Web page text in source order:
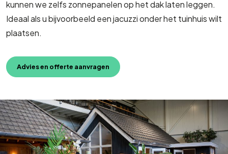
kunnen we zelfs zonnepanelen op het dak laten leggen.
Ideaal als u bijvoorbeeld een jacuzzi onder het tuinhuis wilt
plaatsen.
Advies en offerte aanvragen